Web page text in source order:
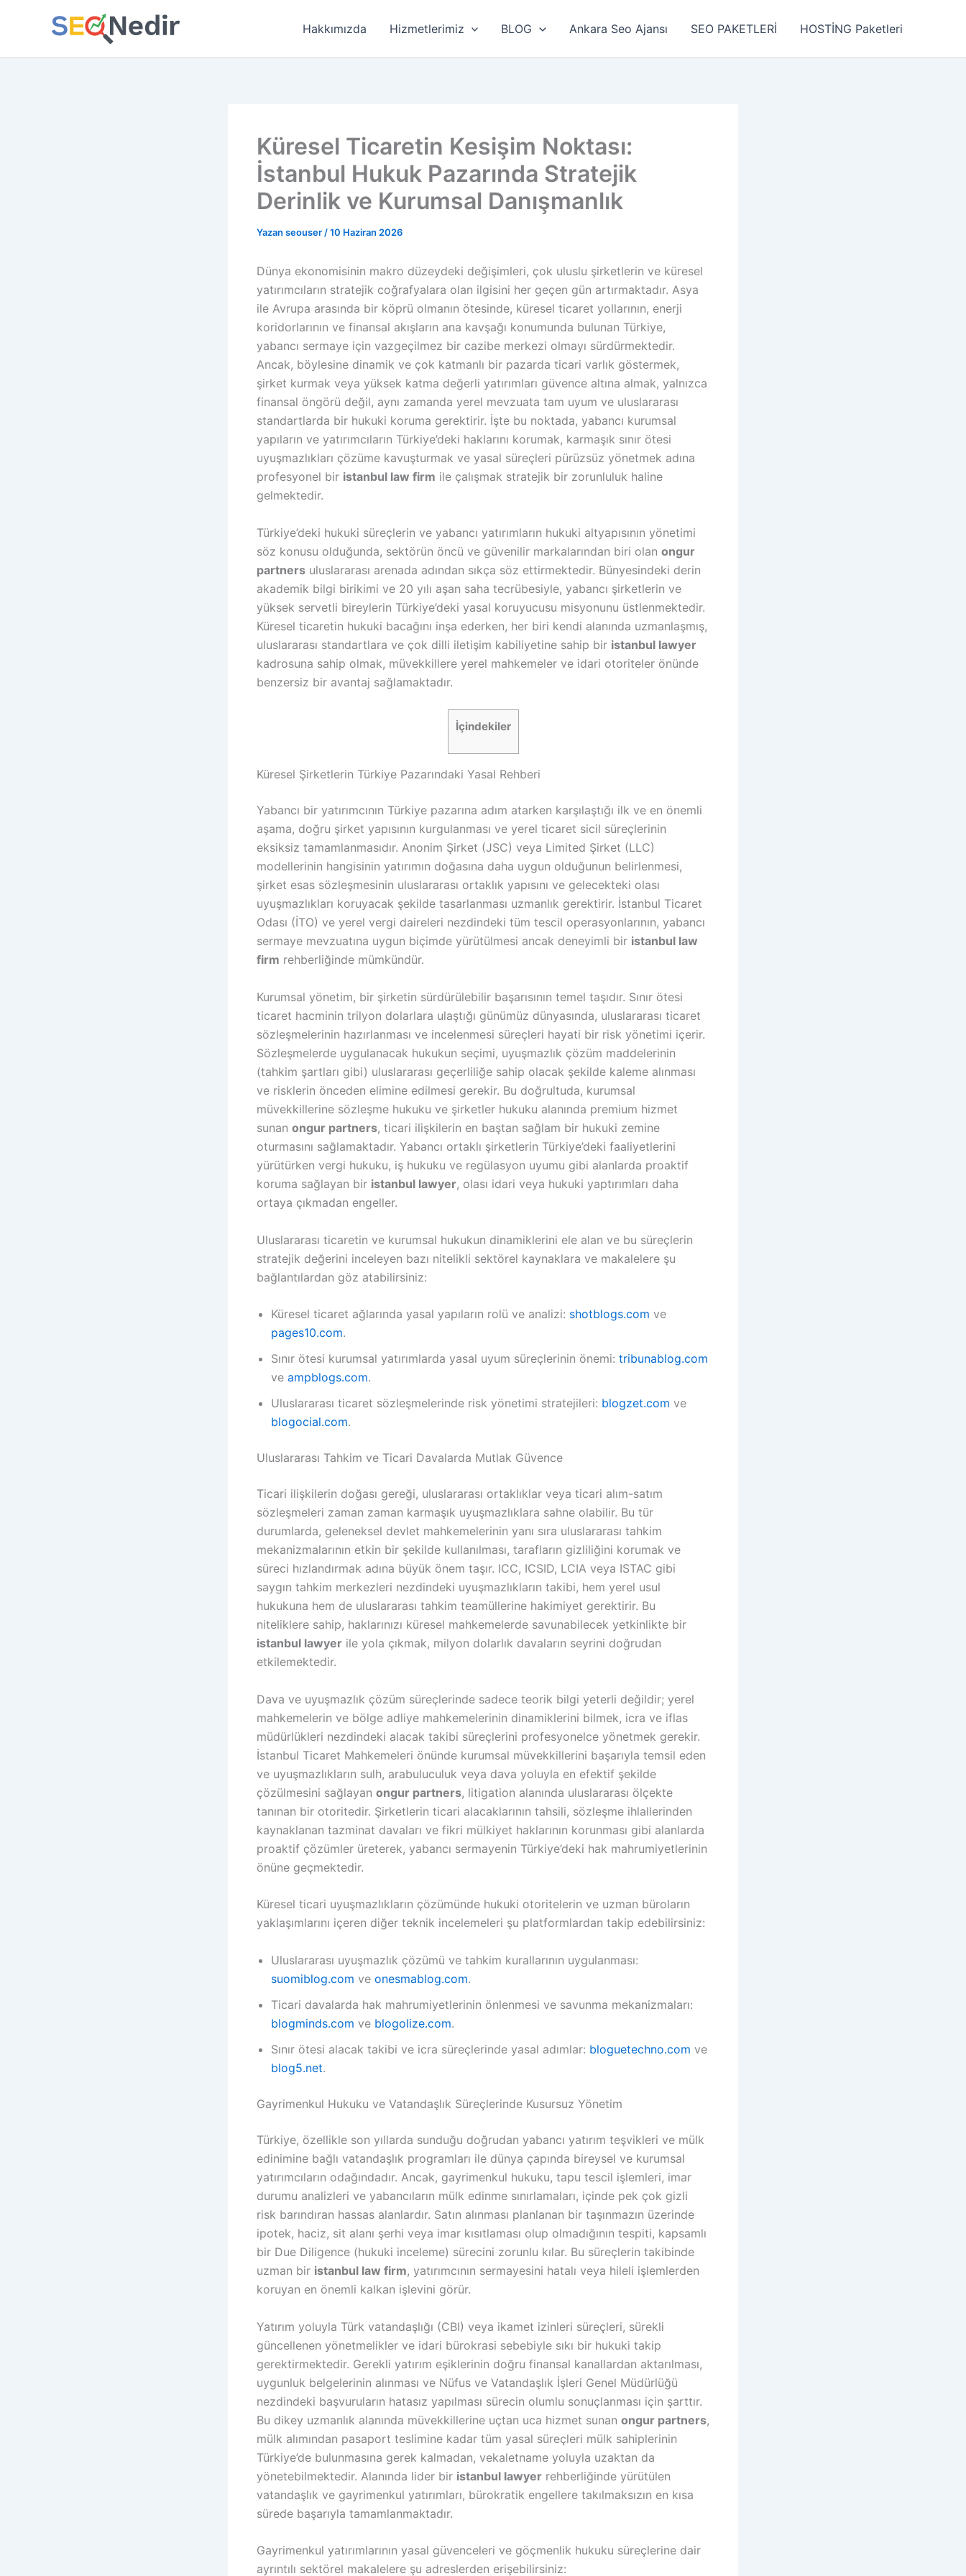
Hakkımızda Hizmetlerimiz BLOG Ankara Seo Ajansı SEO PAKETLERİ HOSTİNG Paketleri
Küresel Ticaretin Kesişim Noktası:
İstanbul Hukuk Pazarında Stratejik
Derinlik ve Kurumsal Danışmanlık
Yazan seouser /10 Haziran 2026
Dünya ekonomisinin makro düzeydeki değişimleri, çok uluslu şirketlerin ve küresel
yatırımcıların stratejik coğrafyalara olan ilgisini her geçen gün artırmaktadır. Asya
ile Avrupa arasında bir köprü olmanın ötesinde, küresel ticaret yollarının, enerji
koridorlarının ve finansal akışların ana kavşağı konumunda bulunan Türkiye,
yabancı sermaye için vazgeçilmez bir cazibe merkezi olmayı sürdürmektedir.
Ancak, böylesine dinamik ve çok katmanlı bir pazarda ticari varlık göstermek,
şirket kurmak veya yüksek katma değerli yatırımları güvence altına almak, yalnızca
finansal öngörü değil, aynı zamanda yerel mevzuata tam uyum ve uluslararası
standartlarda bir hukuki koruma gerektirir. İşte bu noktada, yabancı kurumsal
yapıların ve yatırımcıların Türkiye’deki haklarını korumak, karmaşık sınır ötesi
uyuşmazlıkları çözüme kavuşturmak ve yasal süreçleri pürüzsüz yönetmek adına
profesyonel bir istanbul law firm ile çalışmak stratejik bir zorunluluk haline
gelmektedir.
Türkiye’deki hukuki süreçlerin ve yabancı yatırımların hukuki altyapısının yönetimi
söz konusu olduğunda, sektörün öncü ve güvenilir markalarından biri olan ongur
partners uluslararası arenada adından sıkça söz ettirmektedir. Bünyesindeki derin
akademik bilgi birikimi ve 20 yılı aşan saha tecrübesiyle, yabancı şirketlerin ve
yüksek servetli bireylerin Türkiye’deki yasal koruyucusu misyonunu üstlenmektedir.
Küresel ticaretin hukuki bacağını inşa ederken, her biri kendi alanında uzmanlaşmış,
uluslararası standartlara ve çok dilli iletişim kabiliyetine sahip bir istanbul lawyer
kadrosuna sahip olmak, müvekkillere yerel mahkemeler ve idari otoriteler önünde
benzersiz bir avantaj sağlamaktadır.
İçindekiler
Küresel Şirketlerin Türkiye Pazarındaki Yasal Rehberi
Yabancı bir yatırımcının Türkiye pazarına adım atarken karşılaştığı ilk ve en önemli
aşama, doğru şirket yapısının kurgulanması ve yerel ticaret sicil süreçlerinin
eksiksiz tamamlanmasıdır. Anonim Şirket (JSC) veya Limited Şirket (LLC)
modellerinin hangisinin yatırımın doğasına daha uygun olduğunun belirlenmesi,
şirket esas sözleşmesinin uluslararası ortaklık yapısını ve gelecekteki olası
uyuşmazlıkları koruyacak şekilde tasarlanması uzmanlık gerektirir. İstanbul Ticaret
Odası (İTO) ve yerel vergi daireleri nezdindeki tüm tescil operasyonlarının, yabancı
sermaye mevzuatına uygun biçimde yürütülmesi ancak deneyimli bir istanbul law
firm rehberliğinde mümkündür.
Kurumsal yönetim, bir şirketin sürdürülebilir başarısının temel taşıdır. Sınır ötesi
ticaret hacminin trilyon dolarlara ulaştığı günümüz dünyasında, uluslararası ticaret
sözleşmelerinin hazırlanması ve incelenmesi süreçleri hayati bir risk yönetimi içerir.
Sözleşmelerde uygulanacak hukukun seçimi, uyuşmazlık çözüm maddelerinin
(tahkim şartları gibi) uluslararası geçerliliğe sahip olacak şekilde kaleme alınması
ve risklerin önceden elimine edilmesi gerekir. Bu doğrultuda, kurumsal
müvekkillerine sözleşme hukuku ve şirketler hukuku alanında premium hizmet
sunan ongur partners, ticari ilişkilerin en baştan sağlam bir hukuki zemine
oturmasını sağlamaktadır. Yabancı ortaklı şirketlerin Türkiye’deki faaliyetlerini
yürütürken vergi hukuku, iş hukuku ve regülasyon uyumu gibi alanlarda proaktif
koruma sağlayan bir istanbul lawyer, olası idari veya hukuki yaptırımları daha
ortaya çıkmadan engeller.
Uluslararası ticaretin ve kurumsal hukukun dinamiklerini ele alan ve bu süreçlerin
stratejik değerini inceleyen bazı nitelikli sektörel kaynaklara ve makalelere şu
bağlantılardan göz atabilirsiniz:
Küresel ticaret ağlarında yasal yapıların rolü ve analizi: shotblogs.com ve
pages10.com.
Sınır ötesi kurumsal yatırımlarda yasal uyum süreçlerinin önemi: tribunablog.com
ve ampblogs.com.
Uluslararası ticaret sözleşmelerinde risk yönetimi stratejileri: blogzet.com ve
blogocial.com.
Uluslararası Tahkim ve Ticari Davalarda Mutlak Güvence
Ticari ilişkilerin doğası gereği, uluslararası ortaklıklar veya ticari alım-satım
sözleşmeleri zaman zaman karmaşık uyuşmazlıklara sahne olabilir. Bu tür
durumlarda, geleneksel devlet mahkemelerinin yanı sıra uluslararası tahkim
mekanizmalarının etkin bir şekilde kullanılması, tarafların gizliliğini korumak ve
süreci hızlandırmak adına büyük önem taşır. ICC, ICSID, LCIA veya ISTAC gibi
saygın tahkim merkezleri nezdindeki uyuşmazlıkların takibi, hem yerel usul
hukukuna hem de uluslararası tahkim teamüllerine hakimiyet gerektirir. Bu
niteliklere sahip, haklarınızı küresel mahkemelerde savunabilecek yetkinlikte bir
istanbul lawyer ile yola çıkmak, milyon dolarlık davaların seyrini doğrudan
etkilemektedir.
Dava ve uyuşmazlık çözüm süreçlerinde sadece teorik bilgi yeterli değildir; yerel
mahkemelerin ve bölge adliye mahkemelerinin dinamiklerini bilmek, icra ve iflas
müdürlükleri nezdindeki alacak takibi süreçlerini profesyonelce yönetmek gerekir.
İstanbul Ticaret Mahkemeleri önünde kurumsal müvekkillerini başarıyla temsil eden
ve uyuşmazlıkların sulh, arabuluculuk veya dava yoluyla en efektif şekilde
çözülmesini sağlayan ongur partners, litigation alanında uluslararası ölçekte
tanınan bir otoritedir. Şirketlerin ticari alacaklarının tahsili, sözleşme ihlallerinden
kaynaklanan tazminat davaları ve fikri mülkiyet haklarının korunması gibi alanlarda
proaktif çözümler üreterek, yabancı sermayenin Türkiye’deki hak mahrumiyetlerinin
önüne geçmektedir.
Küresel ticari uyuşmazlıkların çözümünde hukuki otoritelerin ve uzman büroların
yaklaşımlarını içeren diğer teknik incelemeleri şu platformlardan takip edebilirsiniz:
Uluslararası uyuşmazlık çözümü ve tahkim kurallarının uygulanması:
suomiblog.com ve onesmablog.com.
Ticari davalarda hak mahrumiyetlerinin önlenmesi ve savunma mekanizmaları:
blogminds.com ve blogolize.com.
Sınır ötesi alacak takibi ve icra süreçlerinde yasal adımlar: bloguetechno.com ve
blog5.net.
Gayrimenkul Hukuku ve Vatandaşlık Süreçlerinde Kusursuz Yönetim
Türkiye, özellikle son yıllarda sunduğu doğrudan yabancı yatırım teşvikleri ve mülk
edinimine bağlı vatandaşlık programları ile dünya çapında bireysel ve kurumsal
yatırımcıların odağındadır. Ancak, gayrimenkul hukuku, tapu tescil işlemleri, imar
durumu analizleri ve yabancıların mülk edinme sınırlamaları, içinde pek çok gizli
risk barındıran hassas alanlardır. Satın alınması planlanan bir taşınmazın üzerinde
ipotek, haciz, sit alanı şerhi veya imar kısıtlaması olup olmadığının tespiti, kapsamlı
bir Due Diligence (hukuki inceleme) sürecini zorunlu kılar. Bu süreçlerin takibinde
uzman bir istanbul law firm, yatırımcının sermayesini hatalı veya hileli işlemlerden
koruyan en önemli kalkan işlevini görür.
Yatırım yoluyla Türk vatandaşlığı (CBI) veya ikamet izinleri süreçleri, sürekli
güncellenen yönetmelikler ve idari bürokrasi sebebiyle sıkı bir hukuki takip
gerektirmektedir. Gerekli yatırım eşiklerinin doğru finansal kanallardan aktarılması,
uygunluk belgelerinin alınması ve Nüfus ve Vatandaşlık İşleri Genel Müdürlüğü
nezdindeki başvuruların hatasız yapılması sürecin olumlu sonuçlanması için şarttır.
Bu dikey uzmanlık alanında müvekkillerine uçtan uca hizmet sunan ongur partners,
mülk alımından pasaport teslimine kadar tüm yasal süreçleri mülk sahiplerinin
Türkiye’de bulunmasına gerek kalmadan, vekaletname yoluyla uzaktan da
yönetebilmektedir. Alanında lider bir istanbul lawyer rehberliğinde yürütülen
vatandaşlık ve gayrimenkul yatırımları, bürokratik engellere takılmaksızın en kısa
sürede başarıyla tamamlanmaktadır.
Gayrimenkul yatırımlarının yasal güvenceleri ve göçmenlik hukuku süreçlerine dair
ayrıntılı sektörel makalelere şu adreslerden erişebilirsiniz: